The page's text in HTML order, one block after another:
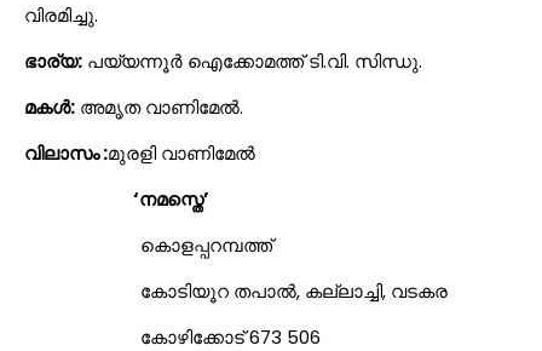
വിരമിച്ചു.
ഭാര്യ: പയ്യന്നൂർ ഐക്കോമത്ത് ടി.വി. സിന്ധു.
മകൾ: അമൃത വാണിമേൽ.
വിലാസം :മുരളി വാണിമേൽ
‘നമസ്തെ’
കൊളപ്പറമ്പത്ത്
കോടിയൂറ തപാൽ, കല്ലാച്ചി, വടകര
കോഴിക്കോട് 673 506